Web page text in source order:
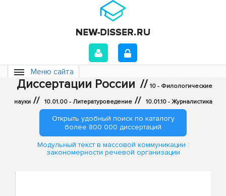
Меню сайта
Диссертации России // 10 - Филологические
науки // 10.01.00 - Литературоведение // 10.01.10 - Журналистика
Открыть удобный поиск по каталогу
более 800 000 диссертаций
Модульный текст в массовой коммуникации :
закономерности речевой организации